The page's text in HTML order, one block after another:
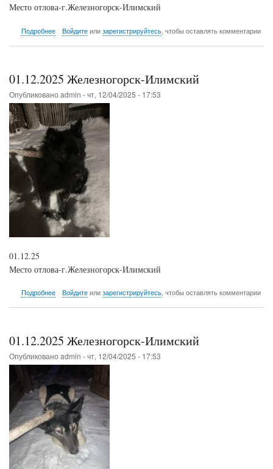
Место отлова-г.Железногорск-Илимский
Подробнеео
Войдитеили зарегистрируйтесь, чтобы оставлять комментарии
01.12.2025 Железногорск-Илимский
Опубликовано admin -чт, 12/04/2025 - 17:53
01.12.25
Место отлова-г.Железногорск-Илимский
Подробнеео
Войдитеили зарегистрируйтесь, чтобы оставлять комментарии
01.12.2025 Железногорск-Илимский
Опубликовано admin -чт, 12/04/2025 - 17:53